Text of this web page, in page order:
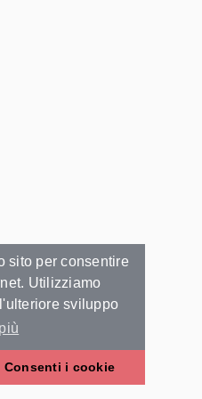
sito per consentire
Utilizziamo
sviluppo
Consenti i cookie